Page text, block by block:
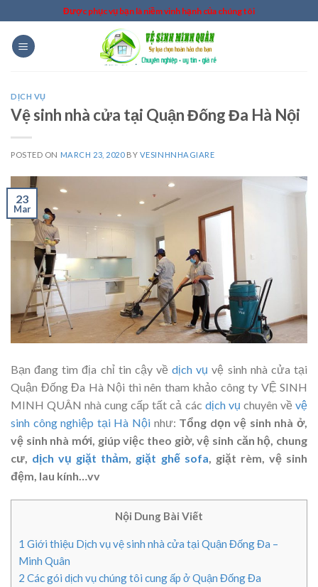
to
content
Được phục vụ bạn là niềm vinh hạnh của chúng tôi
DỊCH VỤ
Vệ sinh nhà cửa tại Quận Đống Đa Hà Nội
POSTED ON MARCH 23, 2020BY VESINHNHAGIARE
23
Mar
Bạn đang tìm địa chỉ tin cậy vềdịch vụ vệ sinh nhà cửa tại
Quận Đống Đa Hà Nội thì nên tham khảo công ty VỆ SINH
MINH QUÂN nhà cung cấp tất cả các dịch vụ chuyên vềvệ
sinh công nghiệp tại Hà Nộinhư: Tổng dọn vệ sinh nhà ở,
vệ sinh nhà mới, giúp việc theo giờ, vệ sinh căn hộ, chung
cư, dịch vụ giặt thảm giặt ghế sofa , giặt rèm, vệ sinh
đệm, lau kính…vv
Nội Dung Bài Viết
1 Giới thiệu Dịch vụ vệ sinh nhà cửa tại Quận Đống Đa –
Minh Quân
2 Các gói dịch vụ chúng tôi cung ấp ở Quận Đống Đa